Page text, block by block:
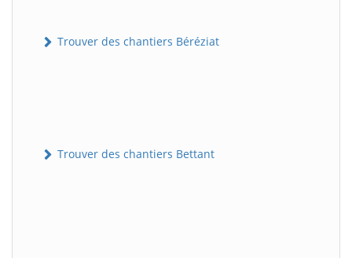
Trouver des chantiers Béréziat
Trouver des chantiers Bettant